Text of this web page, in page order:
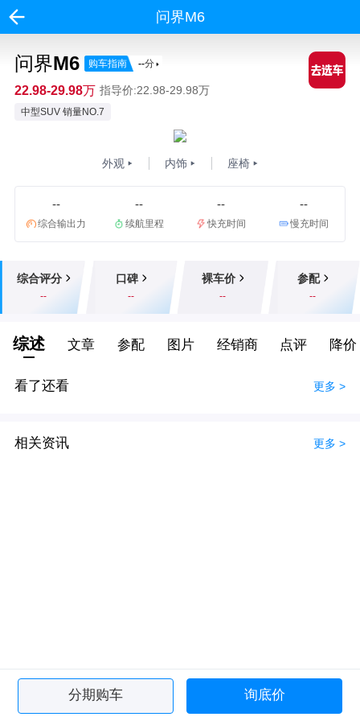
问界M6
问界M6 购车指南 --分
22.98-29.98万 指导价:22.98-29.98万
中型SUV 销量NO.7
外观 内饰 座椅
--
综合输出力
--
续航里程
--
快充时间
--
慢充时间
综合评分
--
口碑
--
裸车价
--
参配
--
综述 文章 参配 图片 经销商 点评 降价
看了还看 更多 >
相关资讯 更多 >
分期购车 询底价